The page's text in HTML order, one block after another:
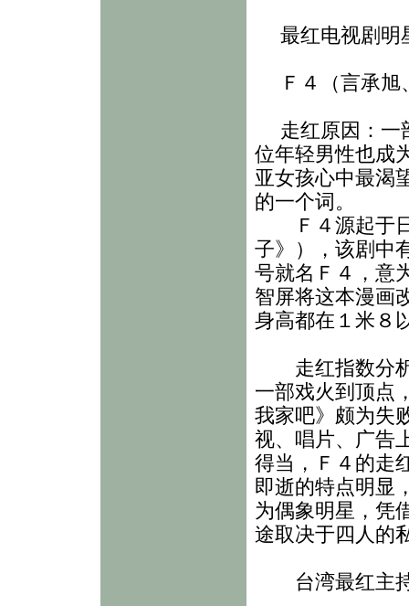
最红电视剧明
Ｆ４（言承旭
走红原因：一
位年轻男性也成
亚女孩心中最渴
的一个词。
Ｆ４源起于日
子》），该剧中
号就名Ｆ４，意
智屏将这本漫画
身高都在１米８
走红指数分析
一部戏火到顶点
我家吧》颇为失
视、唱片、广告
得当，Ｆ４的走
即逝的特点明显
为偶象明星，凭
途取决于四人的
台湾最红主持